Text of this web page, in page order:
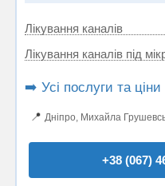
Лікування каналів
Лікування каналів під
➡️ Усі послуги та ціни
📍 Дніпро, Михайла
+38 (067)